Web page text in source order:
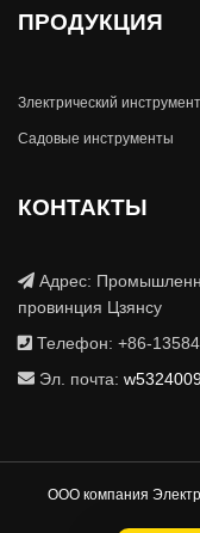
ПРОДУКЦИЯ
Злектрический инструмент
Садовые инструменты
КОНТАКТЫ
Адрес:
провинция Цзянсу
Телефон: +86-
Эл. почта:
ООО компания